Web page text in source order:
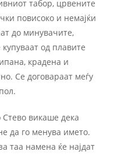
табор, црвените
повисоко и немајќи
до минувачите,
од плавите
крадена и
Се договараат меѓу
викаше дека
да го менува името.
таа намена ќе најдат